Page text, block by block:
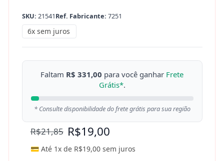
SKU: 21541Ref. Fabricante: 7251
6x sem juros
Faltam R$ 331,00 para você ganhar Frete
Grátis*.
* Consulte disponibilidade do frete grátis para sua região
R$21,85 R$19,00
💳 Até 1x de R$19,00sem juros